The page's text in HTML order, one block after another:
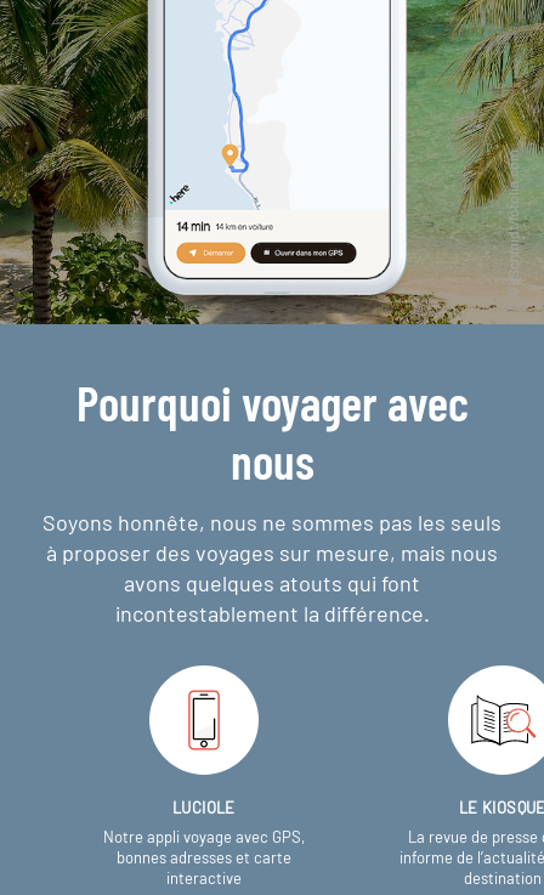
Pourquoi voyager avec
nous
Soyons honnête, nous ne sommes pas les seuls
à proposer des voyages sur mesure, mais nous
avons quelques atouts qui font
incontestablement la différence.
LUCIOLE
Notre appli voyage avec GPS,
bonnes adresses et carte
interactive
LE
La revue de presse
informe de
destination